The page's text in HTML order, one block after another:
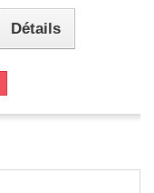
Détails